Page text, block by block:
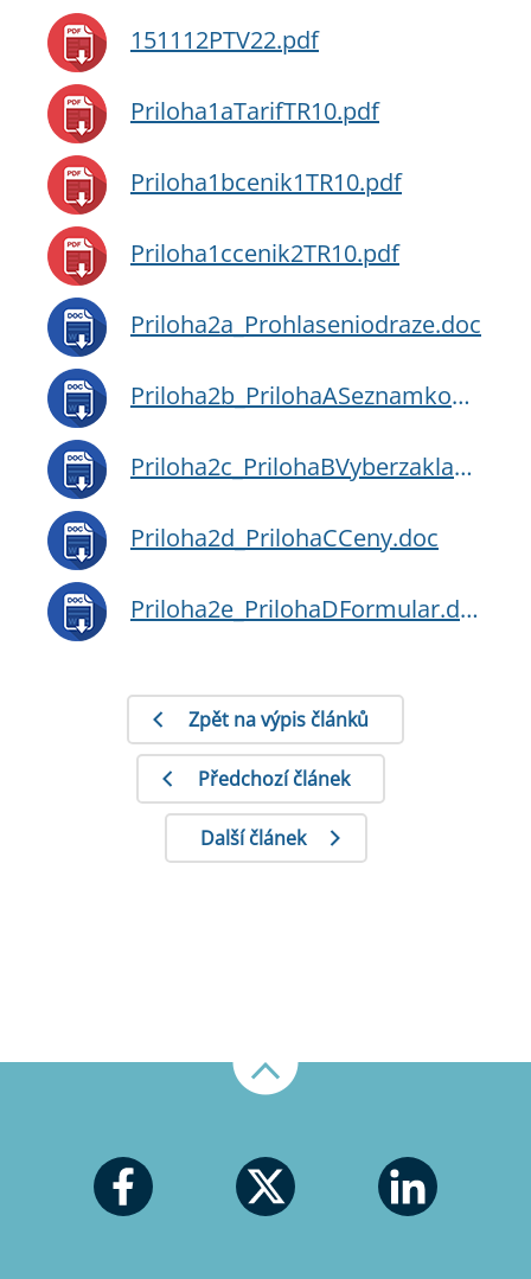
151112PTV22.pdf
Priloha1aTarifTR10.pdf
Priloha1bcenik1TR10.pdf
Priloha1ccenik2TR10.pdf
Priloha2a_Prohlaseniodraze.doc
Priloha2b_PrilohaASeznamkontaktu.doc
Priloha2c_PrilohaBVyberzakladnichudajuodraze.doc
Priloha2d_PrilohaCCeny.doc
Priloha2e_PrilohaDFormular.doc
Zpět na výpis článků
Předchozí článek
Další článek